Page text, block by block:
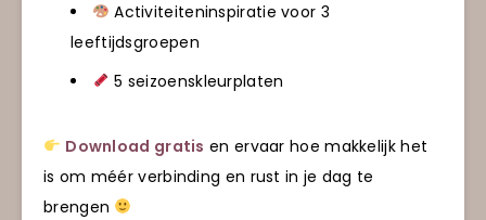
Activiteiteninspiratie voor 3
leeftijdsgroepen
5 seizoenskleurplaten
Download gratis en ervaar hoe makkelijk het
is om méér verbinding en rust in je dag te
brengen